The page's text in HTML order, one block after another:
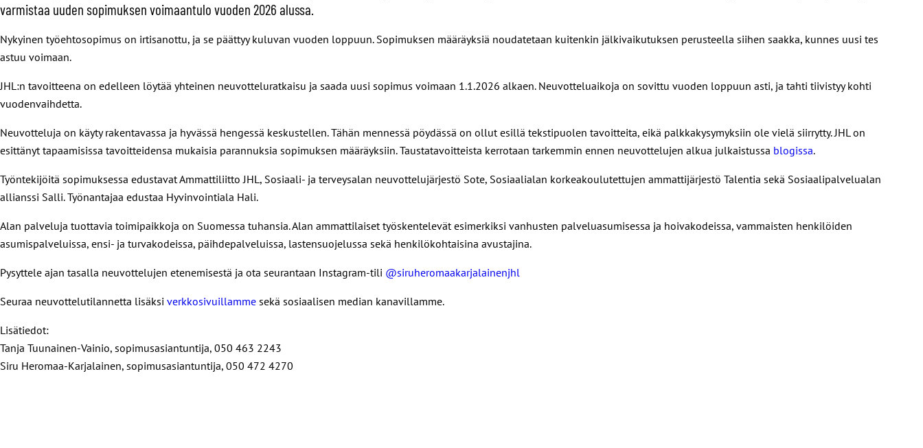
varmistaa uuden sopimuksen voimaantulo vuoden 2026 alussa.
Nykyinen työehtosopimus on irtisanottu, ja se päättyy kuluvan vuoden loppuun. Sopimuksen määräyksiä noudatetaan kuitenkin jälkivaikutuksen perusteella siihen saakka, kunnes uusi tes
astuu voimaan.
JHL:n tavoitteena on edelleen löytää yhteinen neuvotteluratkaisu ja saada uusi sopimus voimaan 1.1.2026 alkaen. Neuvotteluaikoja on sovittu vuoden loppuun asti, ja tahti tiivistyy kohti
vuodenvaihdetta.
Neuvotteluja on käyty rakentavassa ja hyvässä hengessä keskustellen. Tähän mennessä pöydässä on ollut esillä tekstipuolen tavoitteita, eikä palkkakysymyksiin ole vielä siirrytty. JHL on
esittänyt tapaamisissa tavoitteidensa mukaisia parannuksia sopimuksen määräyksiin. Taustatavoitteista kerrotaan tarkemmin ennen neuvottelujen alkua julkaistussa blogissa.
Työntekijöitä sopimuksessa edustavat Ammattiliitto JHL, Sosiaali- ja terveysalan neuvottelujärjestö Sote, Sosiaalialan korkeakoulutettujen ammattijärjestö Talentia sekä Sosiaalipalvelualan
allianssi Salli. Työnantajaa edustaa Hyvinvointiala Hali.
Alan palveluja tuottavia toimipaikkoja on Suomessa tuhansia. Alan ammattilaiset työskentelevät esimerkiksi vanhusten palveluasumisessa ja hoivakodeissa, vammaisten henkilöiden
asumispalveluissa, ensi- ja turvakodeissa, päihdepalveluissa, lastensuojelussa sekä henkilökohtaisina avustajina.
Pysyttele ajan tasalla neuvottelujen etenemisestä ja ota seurantaan Instagram-tili @siruheromaakarjalainenjhl
Seuraa neuvottelutilannetta lisäksi verkkosivuillamme sekä sosiaalisen median kanavillamme.
Lisätiedot:
Tanja Tuunainen-Vainio, sopimusasiantuntija, 050 463 2243
Siru Heromaa-Karjalainen, sopimusasiantuntija, 050 472 4270